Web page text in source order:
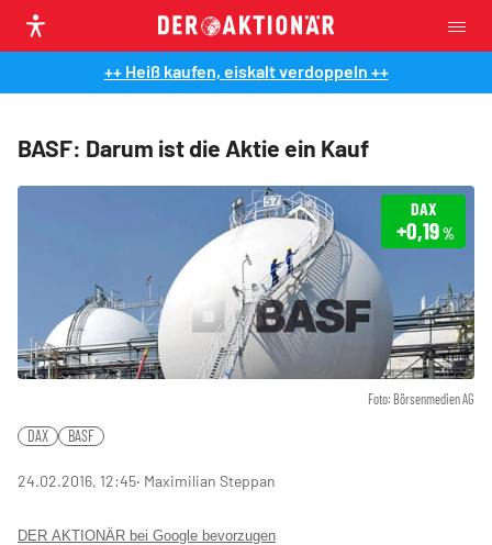
++ Heiß kaufen, eiskalt verdoppeln ++
BASF: Darum ist die Aktie ein Kauf
Foto: Börsenmedien AG
DAX
+0,19%
DAX BASF
24.02.2016, 12:45‧ Maximilian Steppan
DER AKTIONÄR bei Google bevorzugen